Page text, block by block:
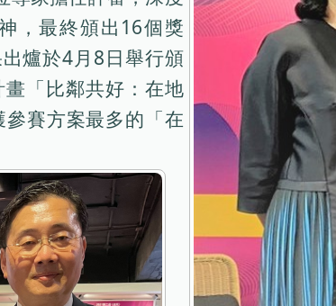
，最終頒出16個獎
爐於4月8日舉行頒
「比鄰共好：在地
賽方案最多的「在